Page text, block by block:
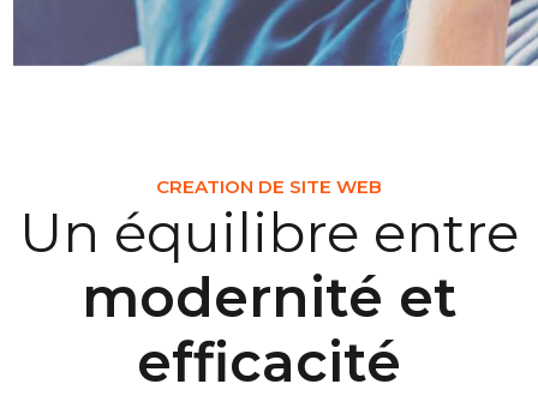
CREATION DE SITE WEB
Un équilibre entre
modernité et
efficacité